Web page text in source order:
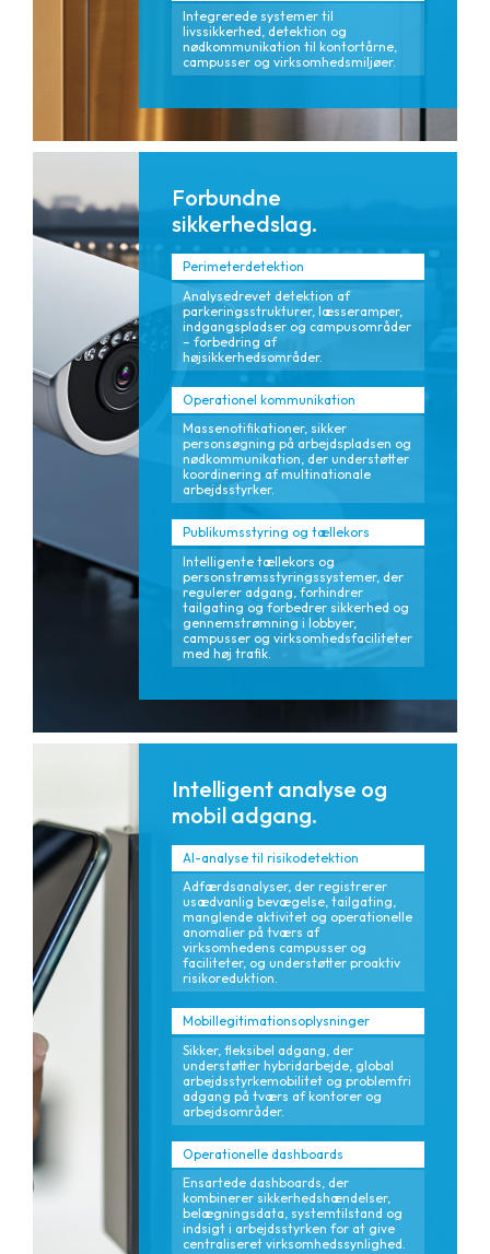
Integrerede systemer til
livssikkerhed, detektion og
nødkommunikation til kontortårne,
campusser og virksomhedsmiljøer.
Forbundne
sikkerhedslag.
Perimeterdetektion
Analysedrevet detektion af
parkeringsstrukturer, læsseramper,
indgangspladser og campusområder
– forbedring af
højsikkerhedsområder.
Operationel kommunikation
Massenotifikationer, sikker
personsøgning på arbejdspladsen og
nødkommunikation, der understøtter
koordinering af multinationale
arbejdsstyrker.
Publikumsstyring og tællekors
Intelligente tællekors og
personstrømsstyringssystemer, der
regulerer adgang, forhindrer
tailgating og forbedrer sikkerhed og
gennemstrømning i lobbyer,
campusser og virksomhedsfaciliteter
med høj trafik.
Intelligent analyse og
mobil adgang.
AI-analyse til risikodetektion
Adfærdsanalyser, der registrerer
usædvanlig bevægelse, tailgating,
manglende aktivitet og operationelle
anomalier på tværs af
virksomhedens campusser og
faciliteter, og understøtter proaktiv
risikoreduktion.
Mobillegitimationsoplysninger
Sikker, fleksibel adgang, der
understøtter hybridarbejde, global
arbejdsstyrkemobilitet og problemfri
adgang på tværs af kontorer og
arbejdsområder.
Operationelle dashboards
Ensartede dashboards, der
kombinerer sikkerhedshændelser,
belægningsdata, systemtilstand og
indsigt i arbejdsstyrken for at give
centraliseret virksomhedssynlighed.